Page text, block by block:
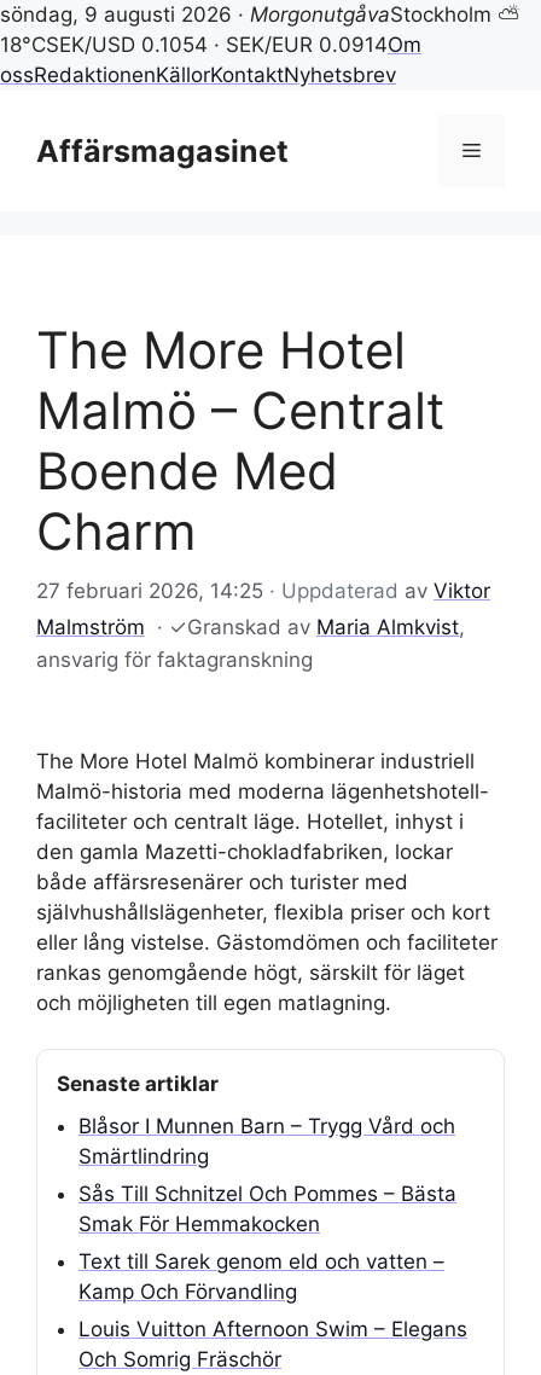
söndag, 9 augusti 2026 · MorgonutgåvaStockholm ⛅
18°CSEK/USD 0.1054 · SEK/EUR 0.0914Om
ossRedaktionenKällorKontaktNyhetsbrev
innehållAffärsmagasinet Meny
The More Hotel
Malmö – Centralt
Boende Med
Charm
27 februari 2026, 14:25 · Uppdaterad av Viktor
Malmström · ✓Granskad av Maria Almkvist,
ansvarig för faktagranskning
The More Hotel Malmö kombinerar industriell
Malmö-historia med moderna lägenhetshotell-
faciliteter och centralt läge. Hotellet, inhyst i
den gamla Mazetti-chokladfabriken, lockar
både affärsresenärer och turister med
självhushållslägenheter, flexibla priser och kort
eller lång vistelse. Gästomdömen och faciliteter
rankas genomgående högt, särskilt för läget
och möjligheten till egen matlagning.
Senaste artiklar
Blåsor I Munnen Barn – Trygg Vård och
Smärtlindring
Sås Till Schnitzel Och Pommes – Bästa
Smak För Hemmakocken
Text till Sarek genom eld och vatten –
Kamp Och Förvandling
Louis Vuitton Afternoon Swim – Elegans
Och Somrig Fräschör